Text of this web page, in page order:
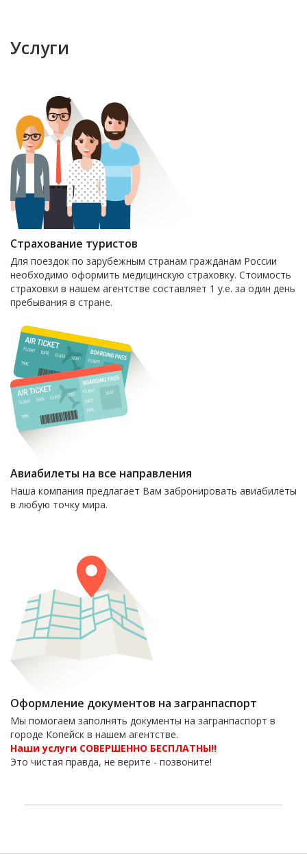
Услуги
Страхование туристов
Для поездок по зарубежным странам гражданам России
необходимо оформить медицинскую страховку. Стоимость
страховки в нашем агентстве составляет 1 у.е. за один день
пребывания в стране.
Авиабилеты на все направления
Наша компания предлагает Вам забронировать авиабилеты
в любую точку мира.
Оформление документов на загранпаспорт
Мы помогаем заполнять документы на загранпаспорт в
городе Копейск в нашем агентстве.
Наши услуги СОВЕРШЕННО БЕСПЛАТНЫ!!
Это чистая правда, не верите - позвоните!